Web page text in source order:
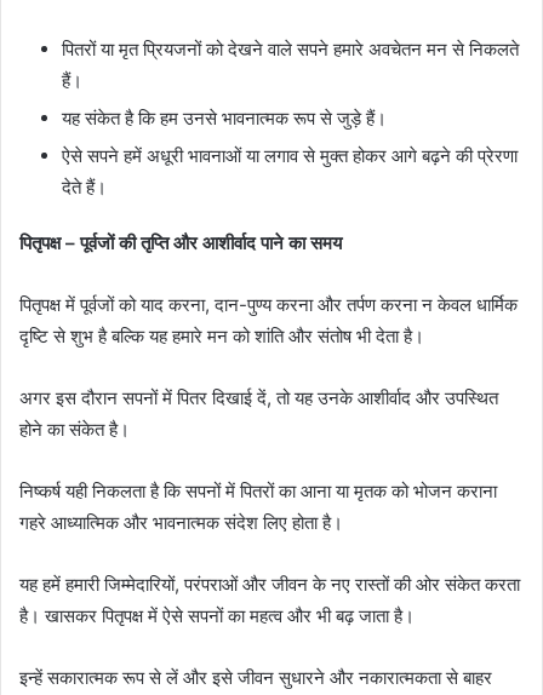
पितरों या मृत प्रियजनों को देखने वाले सपने हमारे अवचेतन मन से निकलते
हैं।
यह संकेत है कि हम उनसे भावनात्मक रूप से जुड़े हैं।
ऐसे सपने हमें अधूरी भावनाओं या लगाव से मुक्त होकर आगे बढ़ने की प्रेरणा
देते हैं।
पितृपक्ष – पूर्वजों की तृप्ति और आशीर्वाद पाने का समय
पितृपक्ष में पूर्वजों को याद करना, दान-पुण्य करना और तर्पण करना न केवल धार्मिक
दृष्टि से शुभ है बल्कि यह हमारे मन को शांति और संतोष भी देता है।
अगर इस दौरान सपनों में पितर दिखाई दें, तो यह उनके आशीर्वाद और उपस्थित
होने का संकेत है।
निष्कर्ष यही निकलता है कि सपनों में पितरों का आना या मृतक को भोजन कराना
गहरे आध्यात्मिक और भावनात्मक संदेश लिए होता है।
यह हमें हमारी जिम्मेदारियों, परंपराओं और जीवन के नए रास्तों की ओर संकेत करता
है। खासकर पितृपक्ष में ऐसे सपनों का महत्व और भी बढ़ जाता है।
इन्हें सकारात्मक रूप से लें और इसे जीवन सुधारने और नकारात्मकता से बाहर